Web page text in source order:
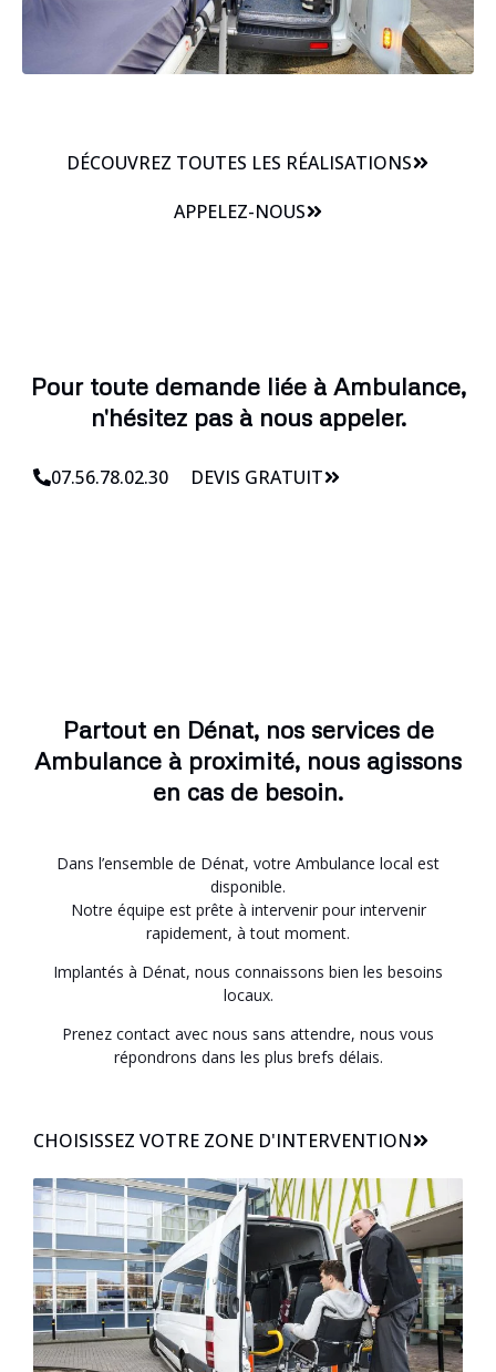
DÉCOUVREZ TOUTES LES RÉALISATIONS
APPELEZ-NOUS
Pour toute demande liée à Ambulance,
n'hésitez pas à nous appeler.
07.56.78.02.30 DEVIS GRATUIT
Partout en Dénat, nos services de
Ambulance à proximité, nous agissons
en cas de besoin.
Dans l’ensemble de Dénat, votre Ambulance local est
disponible.
Notre équipe est prête à intervenir pour intervenir
rapidement, à tout moment.
Implantés à Dénat, nous connaissons bien les besoins
locaux.
Prenez contact avec nous sans attendre, nous vous
répondrons dans les plus brefs délais.
CHOISISSEZ VOTRE ZONE D'INTERVENTION